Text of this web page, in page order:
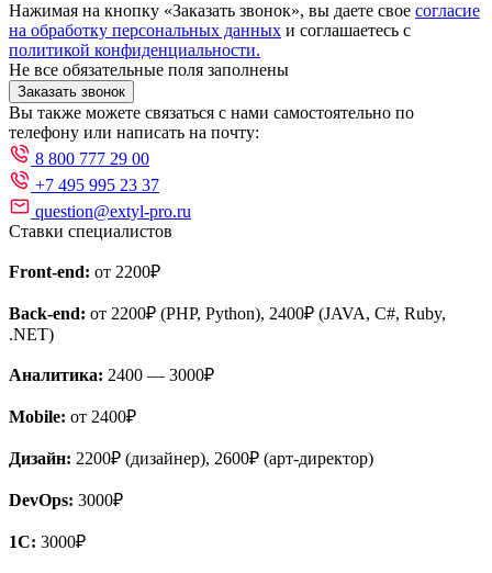
Нажимая на кнопку «Заказать звонок», вы даете свое согласие
на обработку персональных данных и соглашаетесь с
политикой конфиденциальности.
Не все обязательные поля заполнены
Заказать звонок
Вы также можете связаться с нами самостоятельно по
телефону или написать на почту:
8 800 777 29 00
+7 495 995 23 37
question@extyl-pro.ru
Ставки специалистов
Front-end: от 2200₽
Back-end: от 2200₽ (PHP, Python), 2400₽ (JAVA, C#, Ruby,
.NET)
Аналитика: 2400 — 3000₽
Mobile: от 2400₽
Дизайн: 2200₽ (дизайнер), 2600₽ (арт-директор)
DevOps: 3000₽
1С: 3000₽